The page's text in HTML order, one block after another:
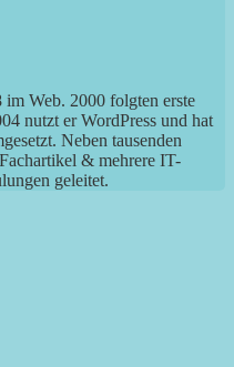
im Web. 2000 folgten erste
nutzt er WordPress und hat
Neben tausenden
& mehrere IT-
geleitet.